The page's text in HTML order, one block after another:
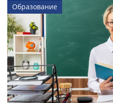
Образование